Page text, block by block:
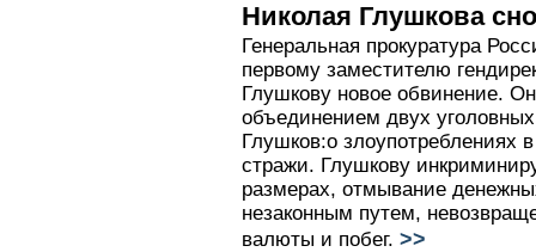
Николая Глушкова
Генеральная прокуратура
первому заместителю
Глушкову новое обвинение.
объединением двух
Глушков:о злоупотреблениях
стражи. Глушкову
размерах, отмывание
незаконным путем,
валюты и побег. >>